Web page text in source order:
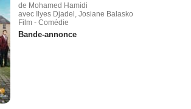
de Mohamed Hamidi
avec Ilyes Djadel, Josiane Balasko
Film - Comédie
Bande-annonce